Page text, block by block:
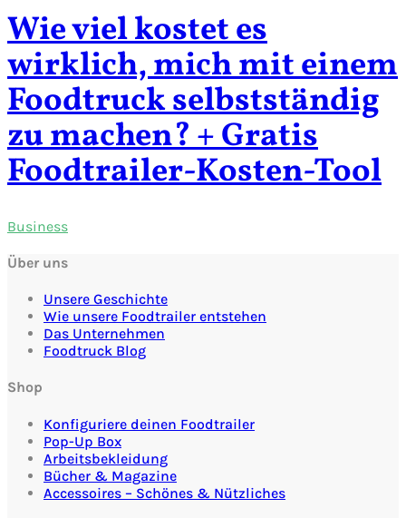
Wie viel kostet es
wirklich, mich mit einem
Foodtruck selbstständig
zu machen? + Gratis
Foodtrailer-Kosten-Tool
Business
Über uns
Unsere Geschichte
Wie unsere Foodtrailer entstehen
Das Unternehmen
Foodtruck Blog
Shop
Konfiguriere deinen Foodtrailer
Pop-Up Box
Arbeitsbekleidung
Bücher & Magazine
Accessoires – Schönes & Nützliches